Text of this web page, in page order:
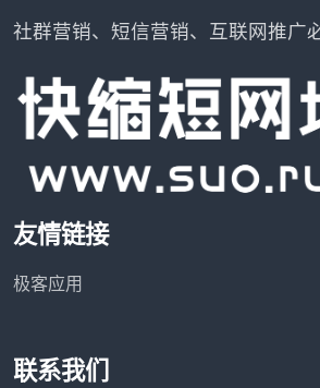
社群营销、短信营销、互联网推广
友情链接
极客应用
联系我们